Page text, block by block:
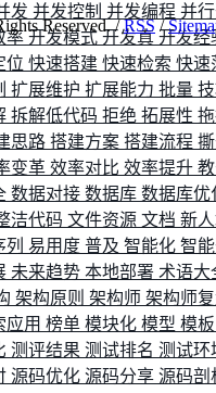
发 并发控制 并发编程 并
率开发模式开发真开发经
位 快速搭建 快速检索 快速
扩展维护 扩展能力 批量
拆解低代码 拒绝 拓展性
思路 搭建方案 搭建流程
变革 效率对比 效率提升
数据对接 数据库 数据库优
洁代码 文件资源 文档 新人
列 易用度 普及 智能化 智
未来趋势 本地部署 术语大
架构原则 架构师 架构师
应用 榜单 模块化 模型 模板
测评结果 测试排名 测试环
源码优化 源码分享 源码剖
Reserved. /RSS/